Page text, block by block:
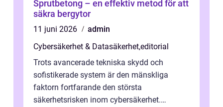
Sprutbetong – en effektiv metod för att
säkra bergytor
11 juni 2026
admin
Cybersäkerhet & Datasäkerhet,editorial
Trots avancerade tekniska skydd och
sofistikerade system är den mänskliga
faktorn fortfarande den största
säkerhetsrisken inom cybersäkerhet.